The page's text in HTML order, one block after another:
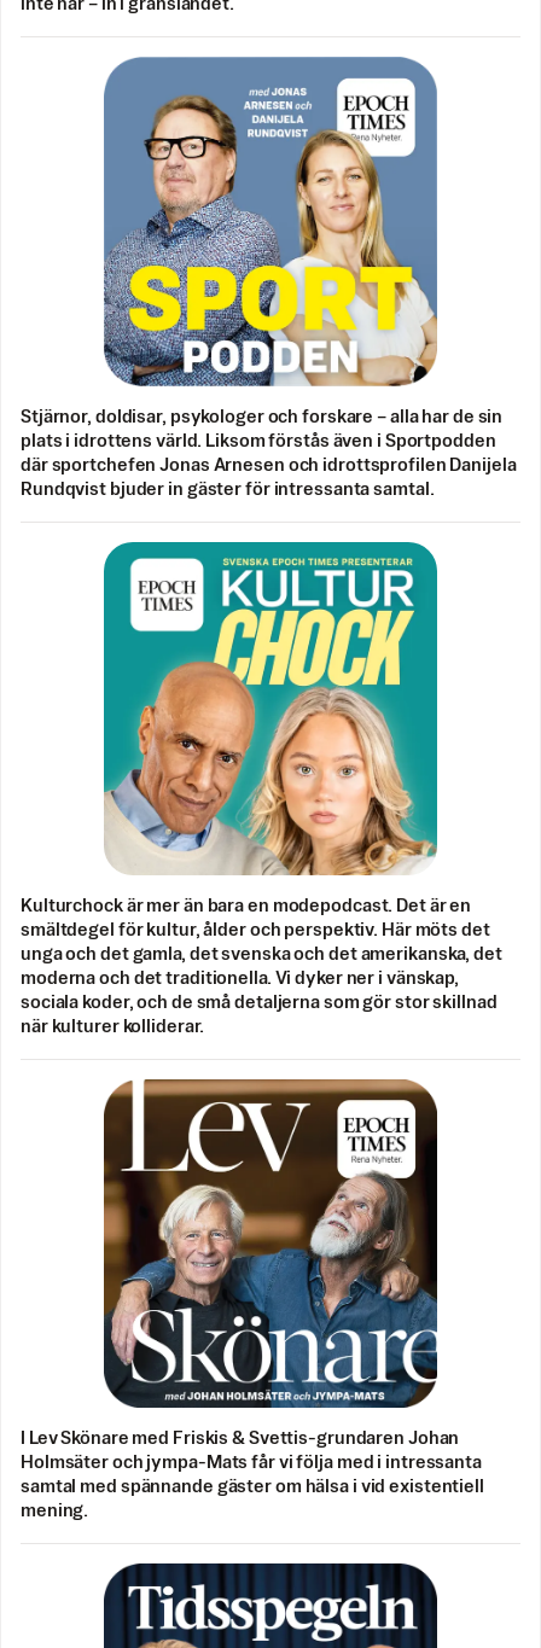
inte når – in i gränslandet.
Stjärnor, doldisar, psykologer och forskare – alla har de sin
plats i idrottens värld. Liksom förstås även i Sportpodden
där sportchefen Jonas Arnesen och idrottsprofilen Danijela
Rundqvist bjuder in gäster för intressanta samtal.
Kulturchock är mer än bara en modepodcast. Det är en
smältdegel för kultur, ålder och perspektiv. Här möts det
unga och det gamla, det svenska och det amerikanska, det
moderna och det traditionella. Vi dyker ner i vänskap,
sociala koder, och de små detaljerna som gör stor skillnad
när kulturer kolliderar.
I Lev Skönare med Friskis & Svettis-grundaren Johan
Holmsäter och jympa-Mats får vi följa med i intressanta
samtal med spännande gäster om hälsa i vid existentiell
mening.